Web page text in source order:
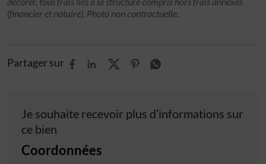
(financier et notaire). Photo non contractuelle.
Partager sur
Je souhaite recevoir plus d’informations sur
ce bien
Coordonnées